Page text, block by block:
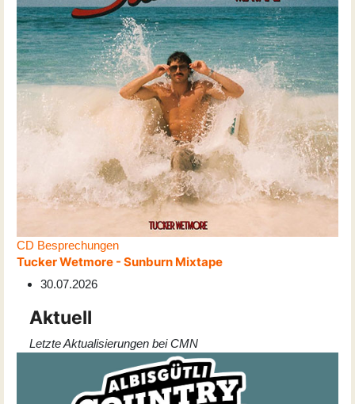
CD Besprechungen
Tucker Wetmore - Sunburn Mixtape
30.07.2026
Aktuell
Letzte Aktualisierungen bei CMN